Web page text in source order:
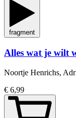
fragment
Alles wat je wilt
Noortje Henrichs,
€ 6,99